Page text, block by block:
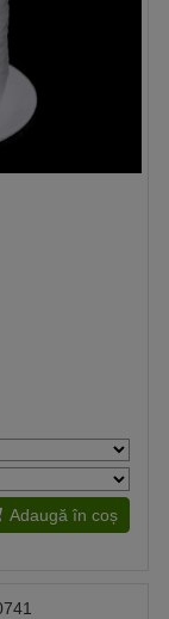
Adaugă în coș